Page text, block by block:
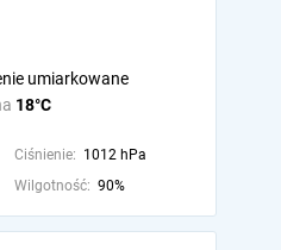
18°C
umiarkowane
Ciśnienie: 1012 hPa
Wilgotność: 90%